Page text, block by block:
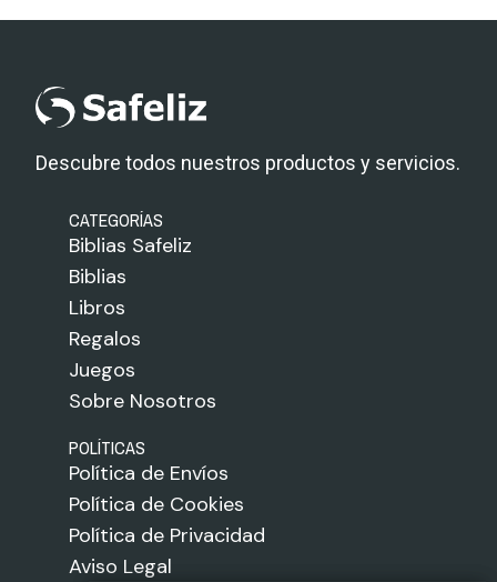
Descubre todos nuestros productos y servicios.
CATEGORÍAS
Biblias Safeliz
Biblias
Libros
Regalos
Juegos
Sobre Nosotros
POLÍTICAS
Política de Envíos
Política de Cookies
Política de Privacidad
Aviso Legal